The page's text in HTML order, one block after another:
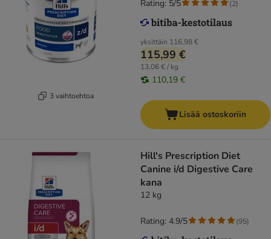
3 vaihtoehtoa
yksittäin 116,98 €
115,99 €
13,06 € / kg
110,19 €
Rating: 5/5 (2)
Lisää ostoskoriin
Hill's Prescription Diet
Canine i/d Digestive Care
kana
12 kg
Rating: 4.9/5 (95)